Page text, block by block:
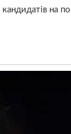
на